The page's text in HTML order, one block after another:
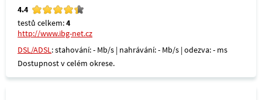
4.4
testů celkem:4
http://www.ibg-net.cz
DSL/ADSL: stahování: - Mb/s | nahrávání: - Mb/s | odezva: - ms
Dostupnost v celém okrese.